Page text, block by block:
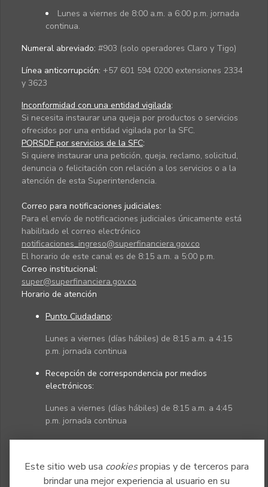
Este sitio web usa cookiespropias y de terceros para
brindar una mejor experiencia al usuario en su
Lunes a viernes de 8:00 a.m. a 6:00 p.m. jornada
continua.
Numeral abreviado: #903 (solo operadores Claro y Tigo)
Línea anticorrupción: +57 601 594 0200 extensiones 2334
y 3623
Inconformidad con una entidad vigilada:
Si necesita instaurar una queja por productos o servicios
ofrecidos por una entidad vigilada por la SFC.
PQRSDF por servicios de la SFC:
Si quiere instaurar una petición, queja, reclamo, solicitud,
denuncia o felicitación con relación a los servicios o a la
atención de esta Superintendencia.
Correo para notificaciones judiciales:
Para el envío de notificaciones judiciales únicamente está
habilitado el correo electrónico
notificaciones_ingreso@superfinanciera.gov.co
El horario de este canal es de 8:15 a.m. a 5:00 p.m.
Correo institucional:
super@superfinanciera.gov.co
Horario de atención
Punto Ciudadano:
Lunes a viernes (días hábiles) de 8:15 a.m. a 4:15
p.m. jornada continua
Recepción de correspondencia por medios
electrónicos:
Lunes a viernes (días hábiles) de 8:15 a.m. a 4:45
p.m. jornada continua